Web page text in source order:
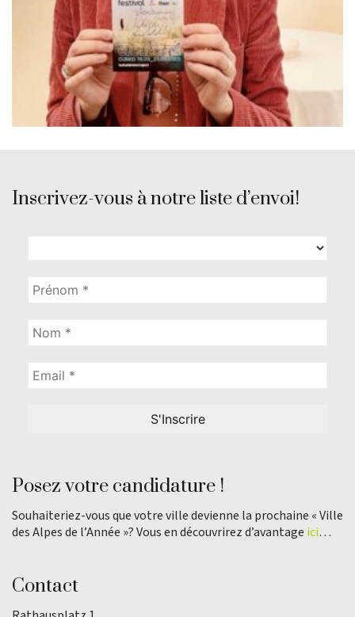
Inscrivez-vous à notre liste d’envoi!
Posez votre candidature !
Souhaiteriez-vous que votre ville devienne la prochaine « Ville
des Alpes de l’Année »? Vous en découvrirez d’avantage ici…
Contact